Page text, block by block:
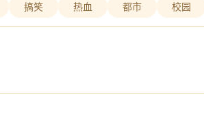
搞笑 热血 都市 校园